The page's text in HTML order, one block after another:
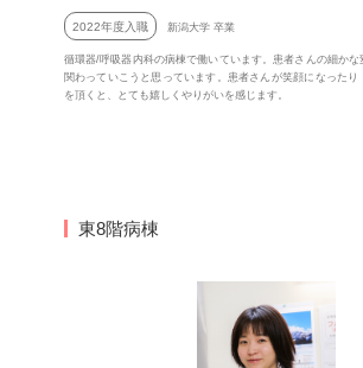
2022年度入職 新潟大学 卒業
循環器/呼吸器内科の病棟で働いています。患者さんの細かな
関わっていこうと思っています。患者さんが笑顔になったり
を頂くと、とても嬉しくやりがいを感じます。
東8階病棟